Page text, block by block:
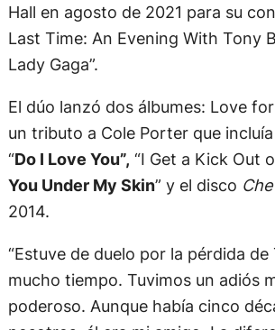
Hall en agosto de 2021 para su
Last Time: An Evening With Tony
Lady Gaga”.
El dúo lanzó dos álbumes: Love
un tributo a Cole Porter que
“Do I Love You”, “I Get a Kick Out
You Under My Skin” y el disco
2014.
“Estuve de duelo por la pérdida
mucho tiempo. Tuvimos un adiós
poderoso. Aunque había cinco